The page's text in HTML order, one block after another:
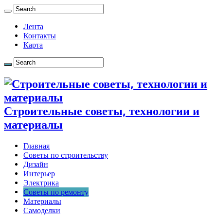
Лента
Контакты
Карта
Строительные советы, технологии и
материалы
Главная
Советы по строительству
Дизайн
Интерьер
Электрика
Советы по ремонту
Материалы
Самоделки